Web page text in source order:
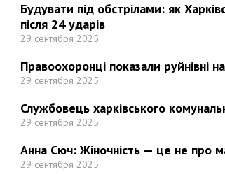
Будувати під обстрілами: як
після 24 ударів
29 сентября 2025
Правоохоронці показали руйнівні
29 сентября 2025
Службовець харківського
29 сентября 2025
Анна Сюч: Жіночність — це не про
29 сентября 2025